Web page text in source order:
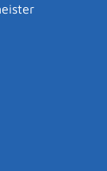
als
ausländischen
im
ausländischen
einer
deutschen